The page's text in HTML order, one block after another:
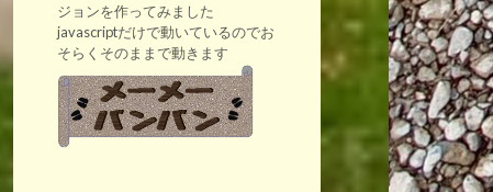
ジョンを作ってみました
javascriptだけで動いているのでお
そらくそのままで動きます